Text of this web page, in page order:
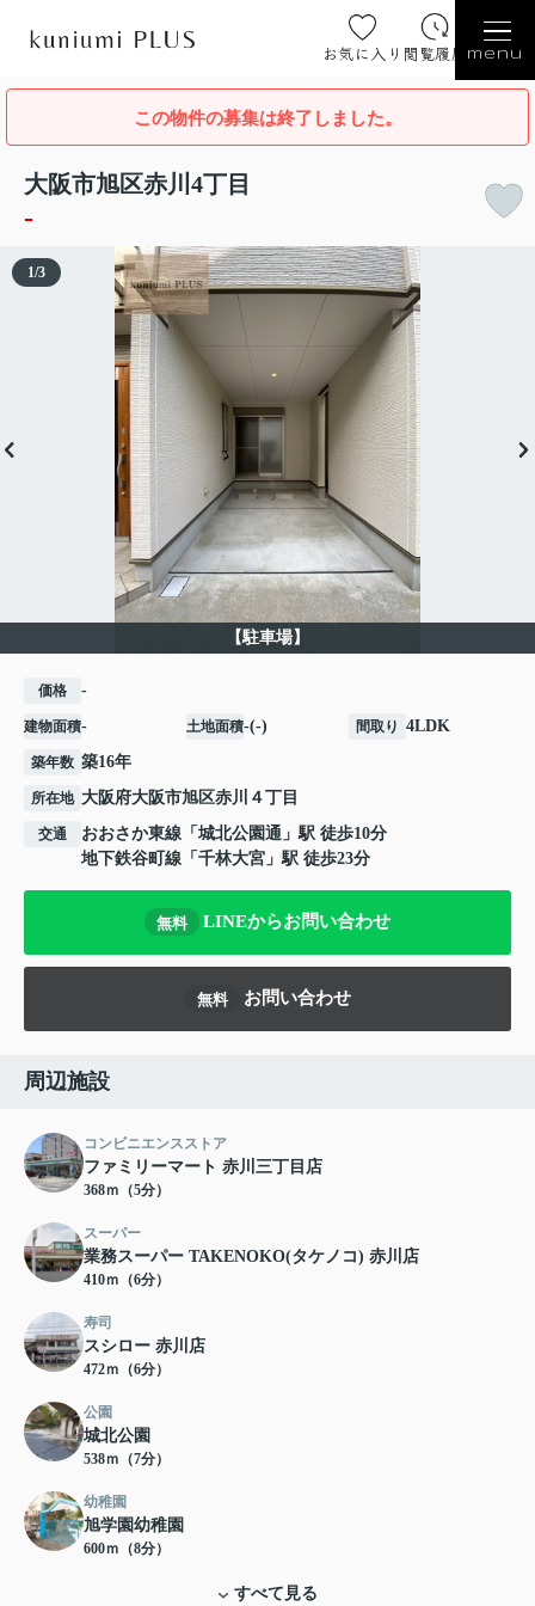
お気に入り 閲覧履歴 menu
この物件の募集は終了しました。
大阪市旭区赤川4丁目
-
【駐車場】
1/3
価格 -
建物面積- 土地面積-(-) 間取り 4LDK
築年数 築16年
所在地 大阪府大阪市旭区赤川 ４丁目
交通 おおさか東線 「 城北公園通 」駅 徒歩10分
地下鉄谷町線 「 千林大宮 」駅 徒歩23分
無料 LINEからお問い合わせ
無料 お問い合わせ
周辺施設
コンビニエンスストア
ファミリーマート 赤川三丁目店
368ｍ（5分）
スーパー
業務スーパー TAKENOKO(タケノコ) 赤川店
410ｍ（6分）
寿司
スシロー 赤川店
472ｍ（6分）
公園
城北公園
538ｍ（7分）
幼稚園
旭学園幼稚園
600ｍ（8分）
すべて見る